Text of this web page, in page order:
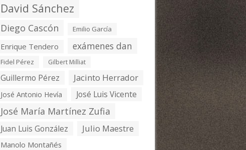
David Sánchez
Diego Cascón Emilio García
Enrique Tendero exámenes dan
Fidel Pérez Gilbert Milliat
Guillermo Pérez Jacinto Herrador
José Antonio Hevía José Luis Vicente
José María Martínez Zufia
Juan Luis González Julio Maestre
Manolo Montañés